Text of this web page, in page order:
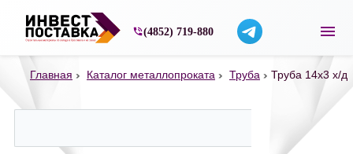
Строительные материалы со склада в
(4852) 719-880
Главная Каталог металлопроката Труба Труба 14х3 х/д